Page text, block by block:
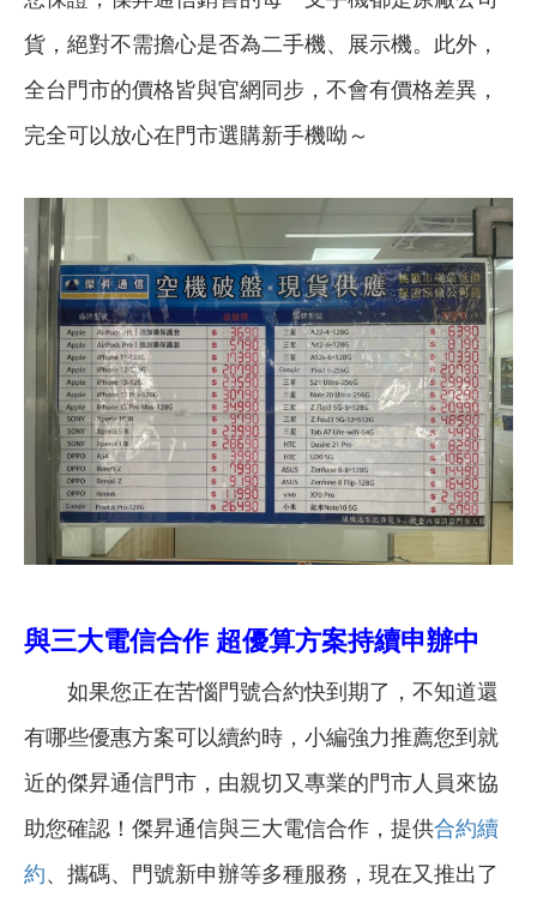
貨，絕對不需擔心是否為二手機、展示機。此外，
全台門市的價格皆與官網同步，不會有價格差異，
完全可以放心在門市選購新手機呦～
與三大電信合作 超優算方案持續申辦中
如果您正在苦惱門號合約快到期了，不知道還
有哪些優惠方案可以續約時，小編強力推薦您到就
近的傑昇通信門市，由親切又專業的門市人員來協
助您確認！傑昇通信與三大電信合作，提供合約續
約、攜碼、門號新申辦等多種服務，現在又推出了